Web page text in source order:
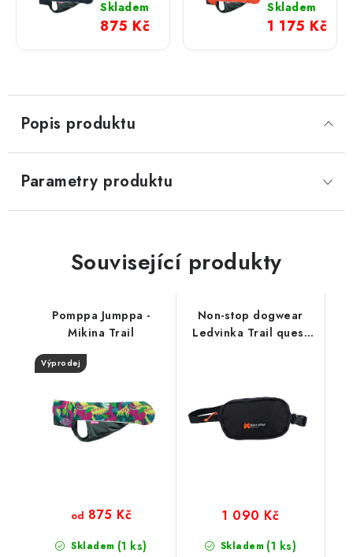
Mikina
Midnight
Skladem
875 Kč
Mikina
Habanero
Skladem
1 175 Kč
Popis produktu
Parametry produktu
Související produkty
Pomppa Jumppa -
Mikina Trail
Výprodej
Skladem (1 ks)
od 875 Kč
Non-stop dogwear
Ledvinka Trail quest
Skladem (1 ks)
1 090 Kč